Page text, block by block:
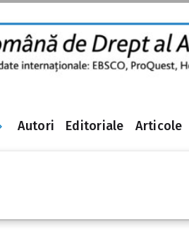
Autori Editoriale Articole